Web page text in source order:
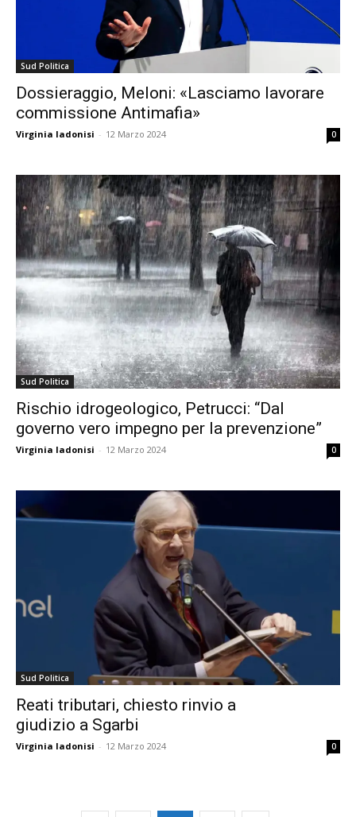
Sud Politica
Dossieraggio, Meloni: «Lasciamo lavorare
commissione Antimafia»
Virginia Iadonisi - 12 Marzo 2024 0
Sud Politica
Rischio idrogeologico, Petrucci: “Dal
governo vero impegno per la prevenzione”
Virginia Iadonisi - 12 Marzo 2024 0
Sud Politica
Reati tributari, chiesto rinvio a
giudizio a Sgarbi
Virginia Iadonisi - 12 Marzo 2024 0